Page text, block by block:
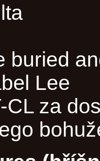
buried
Lee
CL za